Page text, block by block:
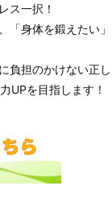
ス一択！
「身体を鍛えたい」
負担のかけない正し
UPを目指します！